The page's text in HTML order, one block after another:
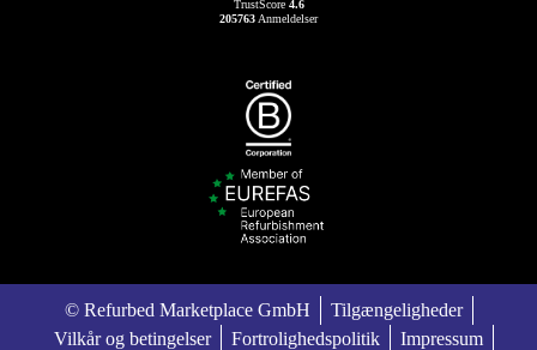
TrustScore 4.6
205763 Anmeldelser
© Refurbed Marketplace GmbH
Tilgængeligheder
Vilkår og betingelser
Fortrolighedspolitik Impressum